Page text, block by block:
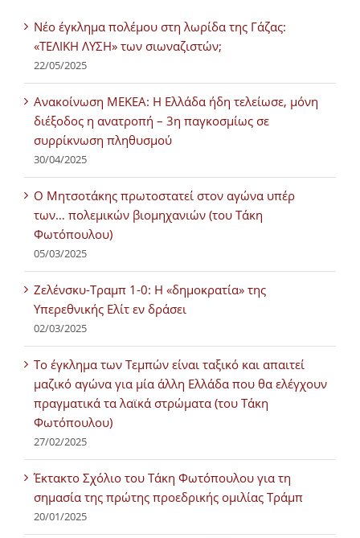
Νέο έγκλημα πολέμου στη λωρίδα της Γάζας:
«ΤΕΛΙΚΗ ΛΥΣΗ» των σιωναζιστών;
22/05/2025
Ανακοίνωση ΜΕΚΕΑ: Η Ελλάδα ήδη τελείωσε, μόνη
διέξοδος η ανατροπή – 3η παγκοσμίως σε
συρρίκνωση πληθυσμού
30/04/2025
Ο Μητσοτάκης πρωτοστατεί στον αγώνα υπέρ
των… πολεμικών βιομηχανιών (του Τάκη
Φωτόπουλου)
05/03/2025
Ζελένσκυ-Τραμπ 1-0: Η «δημοκρατία» της
Υπερεθνικής Ελίτ εν δράσει
02/03/2025
Tο έγκλημα των Τεμπών είναι ταξικό και απαιτεί
μαζικό αγώνα για μία άλλη Ελλάδα που θα ελέγχουν
πραγματικά τα λαϊκά στρώματα (του Τάκη
Φωτόπουλου)
27/02/2025
Έκτακτο Σχόλιο του Τάκη Φωτόπουλου για τη
σημασία της πρώτης προεδρικής ομιλίας Τράμπ
20/01/2025